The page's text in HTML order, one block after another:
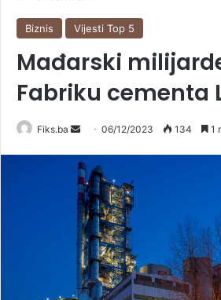
Biznis Vijesti Top 5
Mađarski
Fabriku cementa
Fiks.ba
Send
email
06/12/2023 134 1